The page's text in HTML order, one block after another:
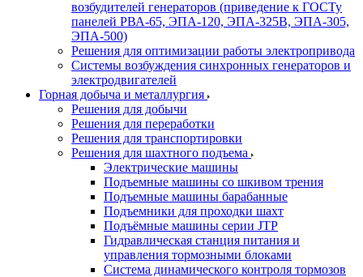
возбудителей генераторов (приведение к ГОСТу
панелей РВА-65, ЭПА-120, ЭПА-325В, ЭПА-305,
ЭПА-500)
Решения для оптимизации работы электропривода
Системы возбуждения синхронных генераторов и
электродвигателей
Горная добыча и металлургия
Решения для добычи
Решения для переработки
Решения для транспортировки
Решения для шахтного подъема
Электрические машины
Подъемные машины со шкивом трения
Подъемные машины барабанные
Подъемники для проходки шахт
Подъёмные машины серии JTP
Гидравлическая станция питания и
управления тормозными блоками
Система динамического контроля тормозов